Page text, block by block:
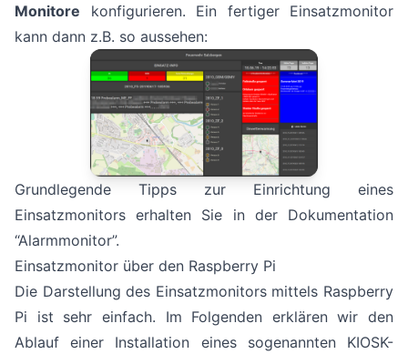
Monitore konfigurieren. Ein fertiger Einsatzmonitor
kann dann z.B. so aussehen:
Grundlegende Tipps zur Einrichtung eines
Einsatzmonitors erhalten Sie in der Dokumentation
“Alarmmonitor”.
Einsatzmonitor über den Raspberry Pi
Die Darstellung des Einsatzmonitors mittels Raspberry
Pi ist sehr einfach. Im Folgenden erklären wir den
Ablauf einer Installation eines sogenannten KIOSK-